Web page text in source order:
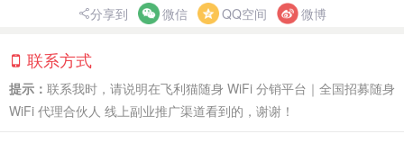
分享到 微信 QQ空间 微博
联系方式
提示： 联系我时，请说明在飞利猫随身 WiFi 分销平台｜全国招募随身
WiFi 代理合伙人 线上副业推广渠道看到的，谢谢！